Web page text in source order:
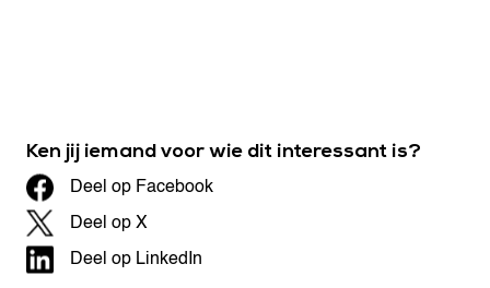
Ken jij iemand voor wie dit interessant is?
Deel op Facebook
Deel op X
Deel op LinkedIn